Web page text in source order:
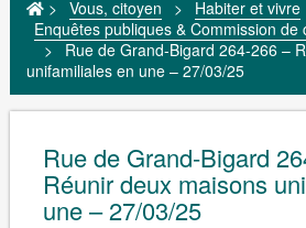
> Vous, citoyen > Habiter et vivre
Enquêtes publiques & Commission de
>
Rue de Grand-Bigard 264-266 –
unifamiliales en une – 27/03/25
Rue de Grand-Bigard
Réunir deux maisons
une – 27/03/25